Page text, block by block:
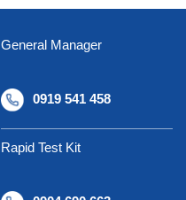
General Manager
0919 541 458
Rapid Test Kit